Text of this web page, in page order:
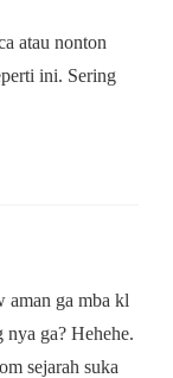
atau nonton
ini. Sering
aman ga mba kl
ga? Hehehe.
sejarah suka